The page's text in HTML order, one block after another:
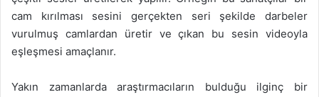
cam kırılması sesini gerçekten seri şekilde darbeler
vurulmuş camlardan üretir ve çıkan bu sesin videoyla
eşleşmesi amaçlanır.
Yakın zamanlarda araştırmacıların bulduğu ilginç bir